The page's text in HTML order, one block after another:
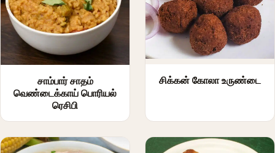
சாம்பார் சாதம்
வெண்டைக்காய் பொரியல்
ரெசிபி
சிக்கன் கோலா உருண்டை